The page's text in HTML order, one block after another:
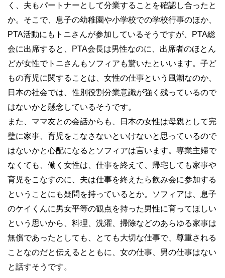
く、夫もパートナーとして分業することを確認し合ったと
か。そこで、息子の幼稚園や小学校での学校行事のほか、
PTA活動にもトニさんが参加しているそうですが、PTA総
会に出席すると、PTA会長は男性なのに、出席者のほとん
どが女性でトニさんもソフィアも驚いたといいます。子ど
もの育児に関することは、女性の仕事という風潮なのか、
日本の社会では、性別役割分業意識が強く残っているので
はないかと懸念しているそうです。
また、ママ友との会話からも、日本の女性は母親として完
璧に家事、育児をこなさないといけないと思っているので
はないかと心配になるとソフィアは言います。専業主婦で
なくても、働く女性は、仕事を終えて、帰宅しても家事や
育児をこなすのに、夫は仕事を終えたら飲み会に参加する
ということにも疑問を持っているとか。ソフィアは、息子
のケイくんに男女平等の観点を持った男性に育ってほしい
という思いから、料理、洗濯、掃除などのあらゆる家事は
無償であったとしても、とても大切な仕事で、尊重される
ことなのだと伝えるとともに、女の仕事、男の仕事はない
と話すそうです。